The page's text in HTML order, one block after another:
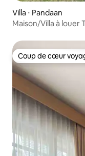
Villa ⋅ Pandaan
Maison/Villa à louer
Coup de cœur
Coup de cœur